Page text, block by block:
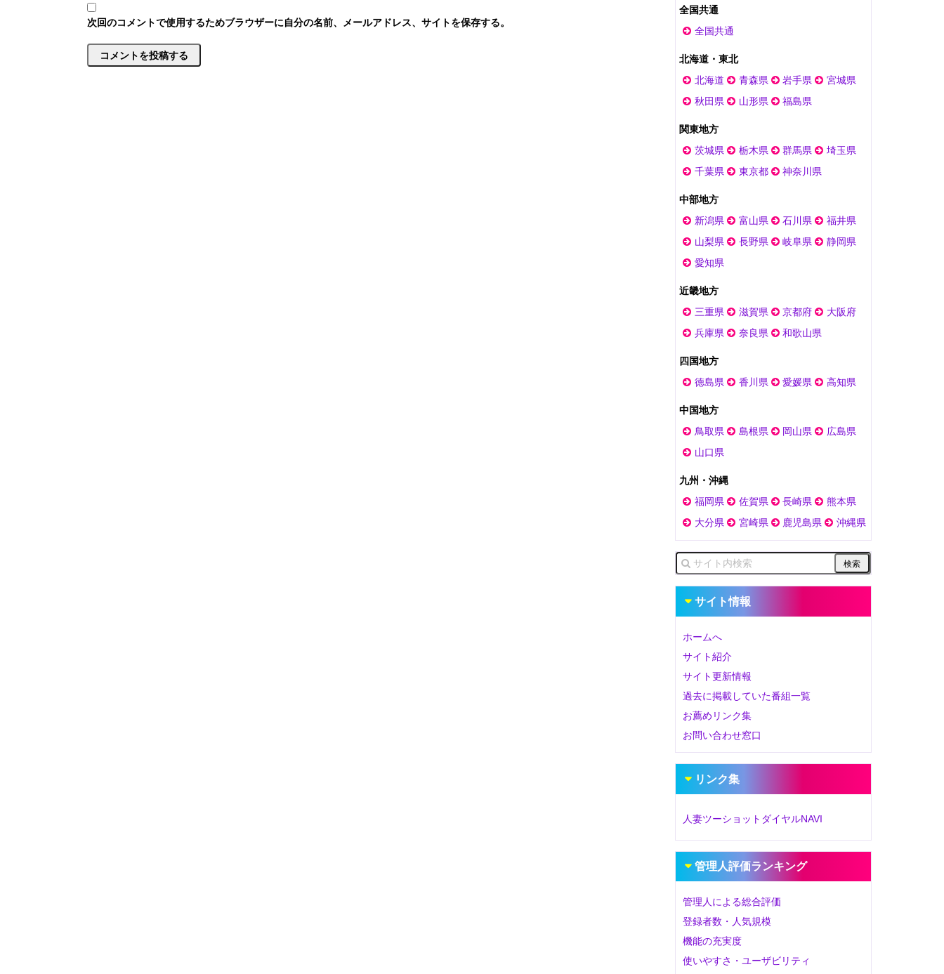
次回のコメントで使用するためブラウザーに自分の名前、メールアドレス、サイトを保存する。
全国共通
全国共通
北海道・東北
北海道
青森県 岩手県
宮城県
秋田県
山形県 福島県
関東地方
茨城県
栃木県 群馬県
埼玉県
千葉県
東京都 神奈川県
中部地方
新潟県
富山県 石川県
福井県
山梨県
長野県 岐阜県
静岡県
愛知県
近畿地方
三重県
滋賀県 京都府
大阪府
兵庫県
奈良県 和歌山県
四国地方
徳島県
香川県 愛媛県 高知県
中国地方
鳥取県
島根県 岡山県
広島県
山口県
九州・沖縄
福岡県
佐賀県 長崎県
熊本県
大分県
宮崎県 鹿児島県 沖縄県
サイト情報
ホームへ
サイト紹介
サイト更新情報
過去に掲載していた番組一覧
お薦めリンク集
お問い合わせ窓口
リンク集
人妻ツーショットダイヤルNAVI
管理人評価ランキング
管理人による総合評価
登録者数・人気規模
機能の充実度
使いやすさ・ユーザビリティ